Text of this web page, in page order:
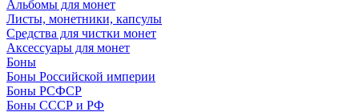
Альбомы для монет
Листы, монетники, капсулы
Средства для чистки монет
Аксессуары для монет
Боны
Боны Российской империи
Боны РСФСР
Боны СССР и РФ